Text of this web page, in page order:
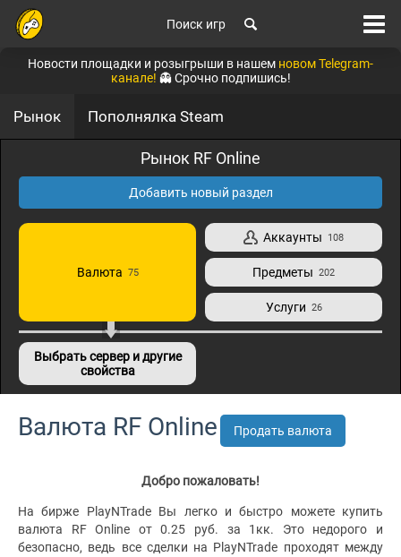
Поиск игр
Новости площадки и розыгрыши в нашем новом Telegram-
канале! 👻 Срочно подпишись!
Рынок Пополнялка Steam
Рынок RF Online
Добавить новый раздел
Валюта 75
Аккаунты 108
Предметы 202
Услуги 26
Выбрать сервер и другие
свойства
Валюта RF Online Продать валюта
Добро пожаловать!
На бирже PlayNTrade Вы легко и быстро можете купить
валюта RF Online от 0.25 руб. за 1кк. Это недорого и
безопасно, ведь все сделки на PlayNTrade проходят между